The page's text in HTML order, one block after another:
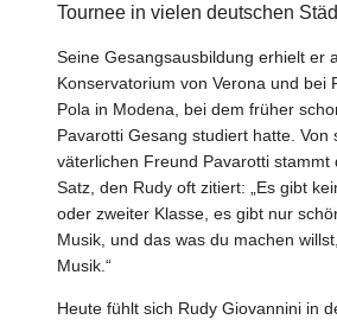
Tournee in vielen deutschen
Seine Gesangsausbildung erhielt er
Konservatorium von Verona und bei
Pola in Modena, bei dem früher
Pavarotti Gesang studiert hatte. Von
väterlichen Freund Pavarotti stammt
Satz, den Rudy oft zitiert: „Es gibt
oder zweiter Klasse, es gibt nur
Musik, und das was du machen
Musik.“
Heute fühlt sich Rudy Giovannini in